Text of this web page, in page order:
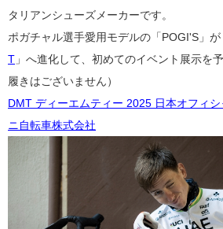
タリアンシューズメーカーです。
ポガチャル選手愛用モデルの「POGI'S」が
T 」へ進化して、初めてのイベント展示を
履きはございません）
DMT ディーエムティー 2025 日本オフィ
ニ自転車株式会社